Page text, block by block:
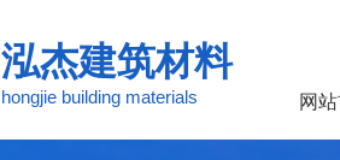
泓杰建筑材料
hongjie building materials 网